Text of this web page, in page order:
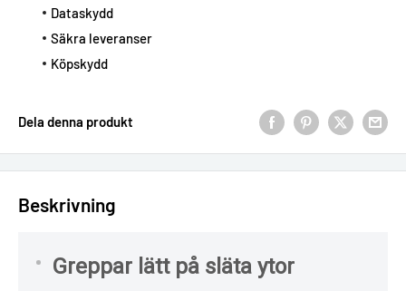
Dataskydd
Säkra leveranser
Köpskydd
Dela denna produkt
Beskrivning
Greppar lätt på släta ytor